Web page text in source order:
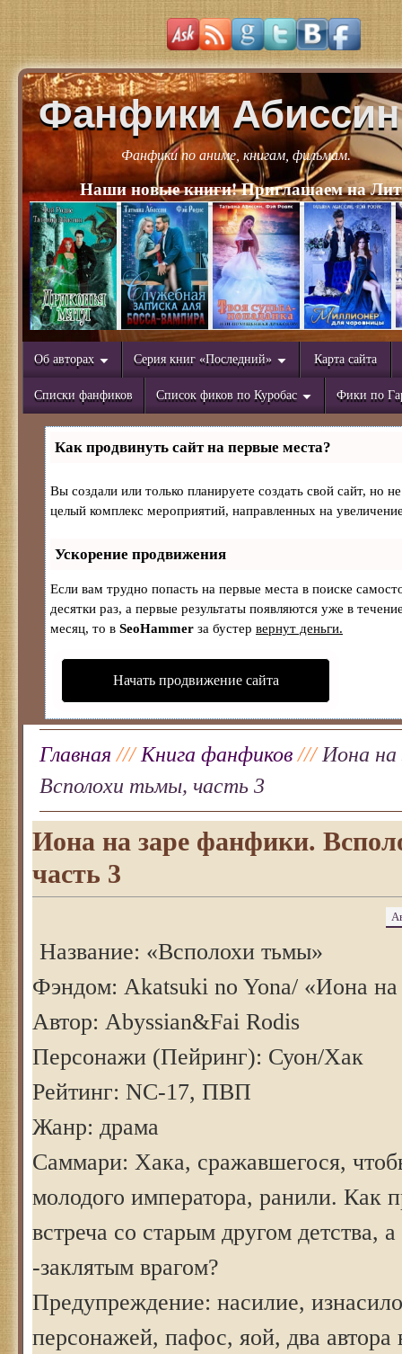
Фанфики Абиссин
Фанфики по аниме, книгам, фильмам.
Наши новые книги! Приглашаем на
Об авторах Серия книг «Последний» Карта сайта
Списки фанфиков Список фиков по Куробас Фики по
Как продвинуть сайт на первые места?
Вы создали или только планируете создать свой сайт, но
целый комплекс мероприятий, направленных на
Ускорение продвижения
Если вам трудно попасть на первые места в поиске
десятки раз, а первые результаты появляются уже в
месяц, то в SeoHammer за бустер вернут деньги.
Начать продвижение сайта
Главная /// Книга фанфиков/// Иона на
Всполохи тьмы, часть 3
Иона на заре фанфики.
часть 3
Название: «Всполохи тьмы»
Фэндом: Akatsuki no Yona/ «Иона на
Автор: Abyssian&Fai Rodis
Персонажи (Пейринг): Суон/Хак
Рейтинг: NC-17, ПВП
Жанр: драма
Саммари: Хака, сражавшегося,
молодого императора, ранили. Как
встреча со старым другом детства,
-заклятым врагом?
Предупреждение: насилие,
персонажей, пафос, яой, два автора